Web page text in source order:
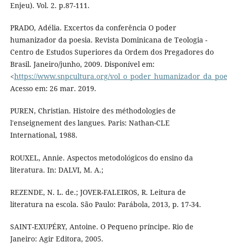
Enjeu). Vol. 2. p.87-111.
PRADO, Adélia. Excertos da conferência O poder
humanizador da poesia. Revista Dominicana de Teologia -
Centro de Estudos Superiores da Ordem dos Pregadores do
Brasil. Janeiro/junho, 2009. Disponível em:
<https://www.snpcultura.org/
Acesso em: 26 mar. 2019.
PUREN, Christian. Histoire des méthodologies de
l'enseignement des langues. Paris: Nathan-CLE
International, 1988.
ROUXEL, Annie. Aspectos metodológicos do ensino da
literatura. In: DALVI, M. A.;
REZENDE, N. L. de.; JOVER-FALEIROS, R. Leitura de
literatura na escola. São Paulo: Parábola, 2013, p. 17-34.
SAINT-EXUPÉRY, Antoine. O Pequeno príncipe. Rio de
Janeiro: Agir Editora, 2005.